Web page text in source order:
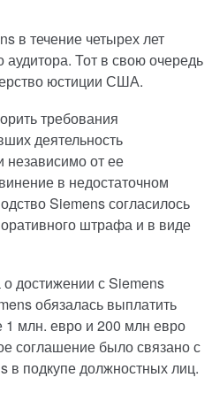
в течение четырех лет
аудитора. Тот в свою очередь
юстиции США.
требования
деятельность
независимо от ее
в недостаточном
Siemens согласилось
штрафа и в виде
достижении с Siemens
обязалась выплатить
1 млн. евро и 200 млн евро
соглашение было связано с
в подкупе должностных лиц.